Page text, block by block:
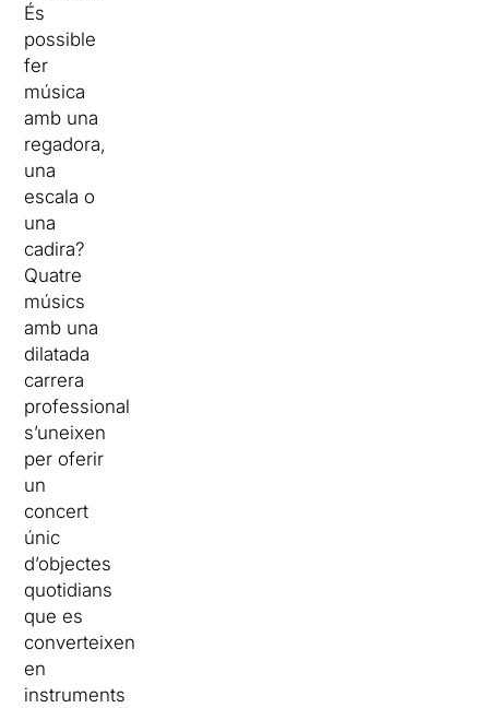
És
possible
fer
música
amb una
regadora,
una
escala o
una
cadira?
Quatre
músics
amb una
dilatada
carrera
professional
s’uneixen
per oferir
un
concert
únic
d’objectes
quotidians
que es
converteixen
en
instruments